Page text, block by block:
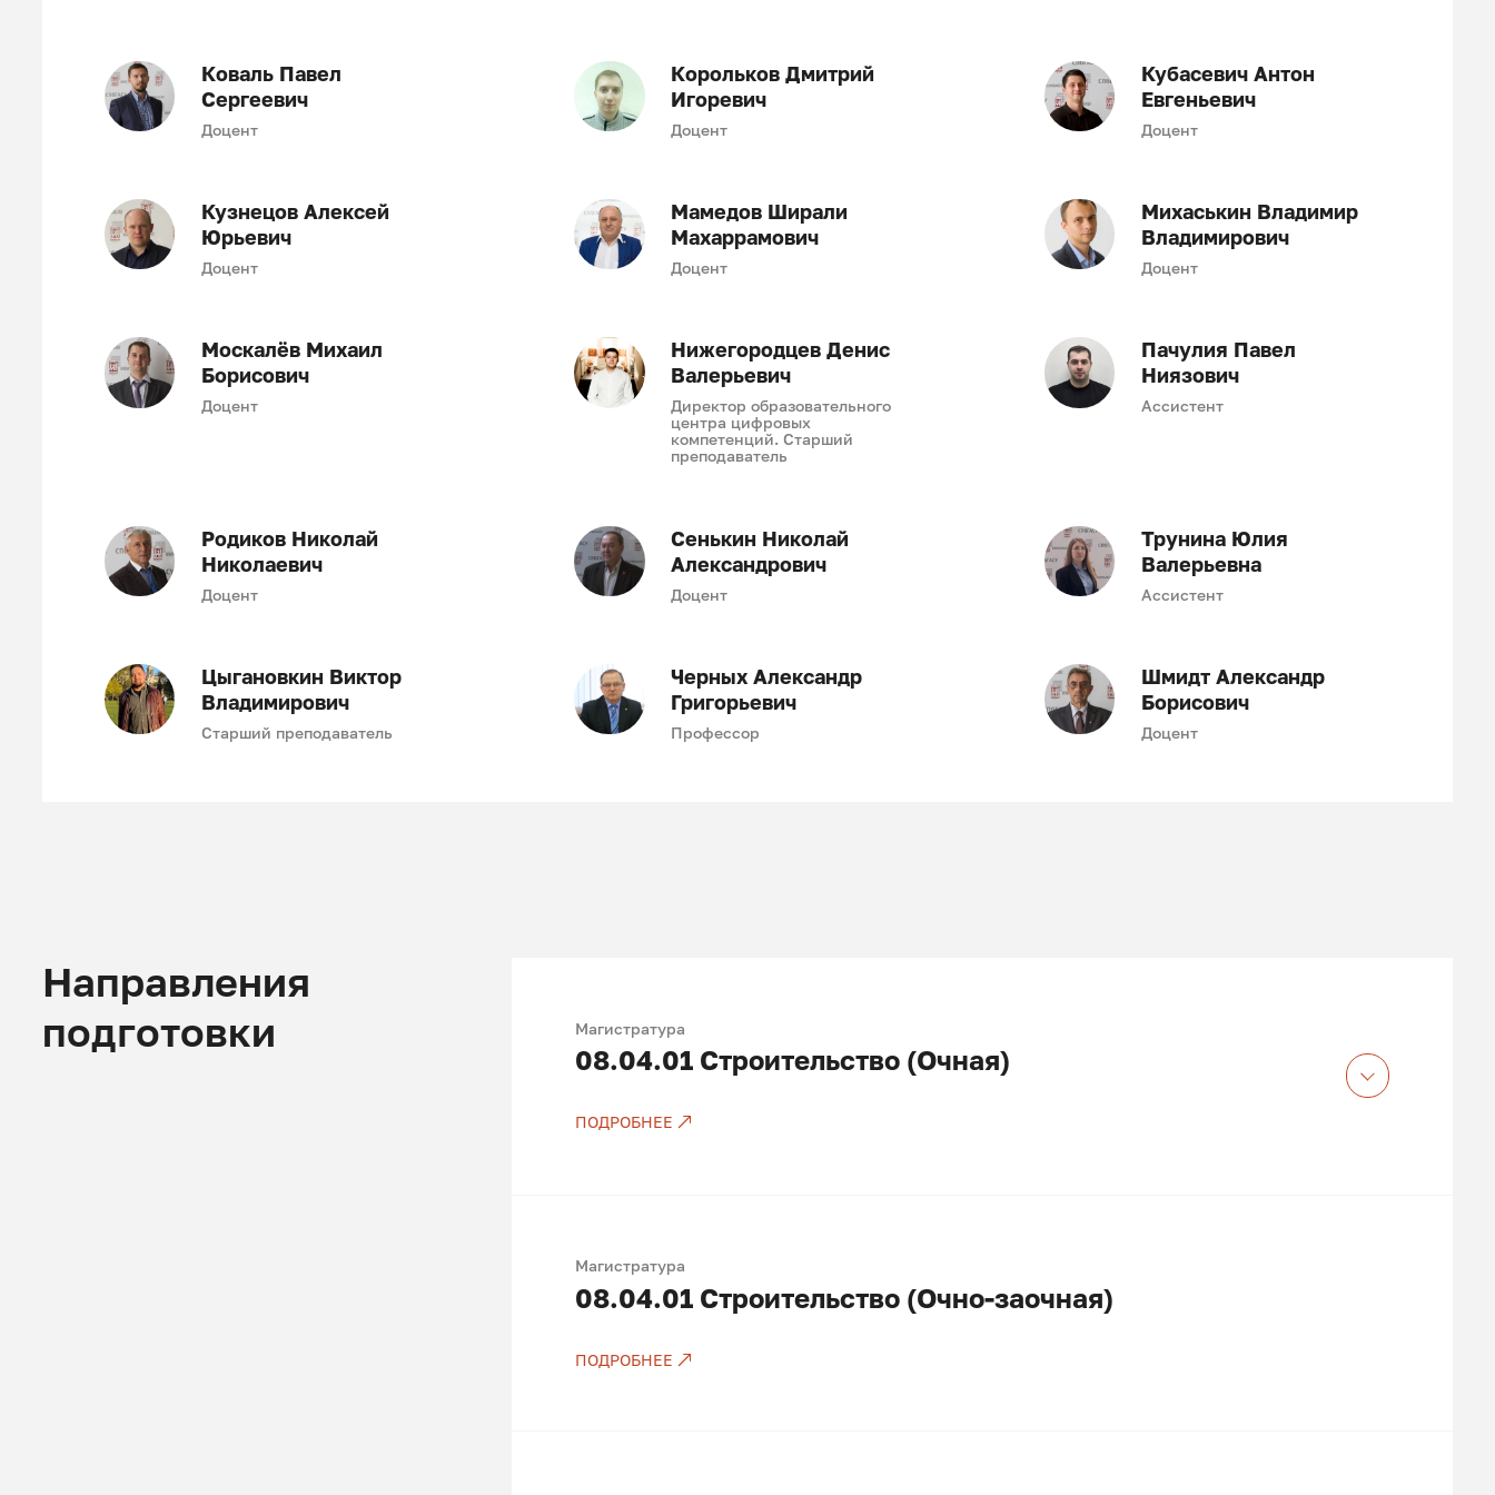
Коваль Павел
Сергеевич
Доцент
Корольков Дмитрий
Игоревич
Доцент
Кубасевич Антон
Евгеньевич
Доцент
Кузнецов Алексей
Юрьевич
Доцент
Мамедов Ширали
Махаррамович
Доцент
Михаськин Владимир
Владимирович
Доцент
Москалёв Михаил
Борисович
Доцент
Нижегородцев Денис
Валерьевич
Директор образовательного
центра цифровых
компетенций. Старший
преподаватель
Пачулия Павел
Ниязович
Ассистент
Родиков Николай
Николаевич
Доцент
Сенькин Николай
Александрович
Доцент
Трунина Юлия
Валерьевна
Ассистент
Цыгановкин Виктор
Владимирович
Старший преподаватель
Черных Александр
Григорьевич
Профессор
Шмидт Александр
Борисович
Доцент
Направления
подготовки
Магистратура
08.04.01Строительство (Очная)
ПОДРОБНЕЕ
Магистратура
08.04.01Строительство (Очно-заочная)
ПОДРОБНЕЕ